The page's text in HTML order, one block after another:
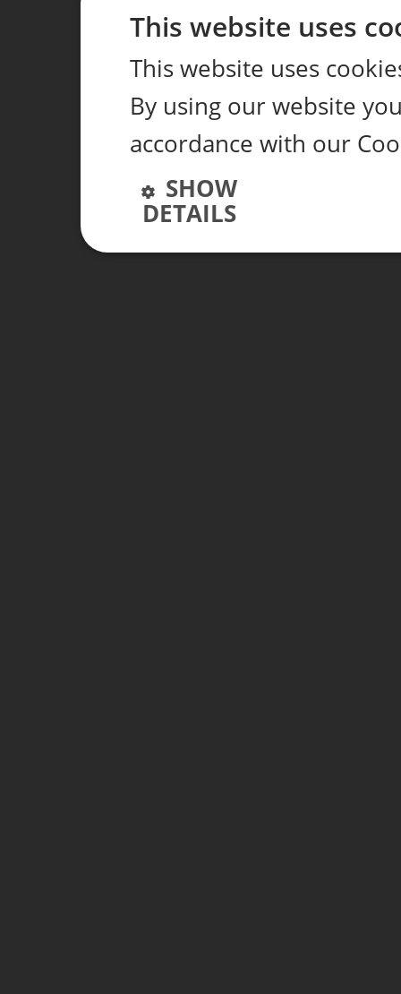
This website uses
This website uses
By using our website
accordance with our
SHOW
DETAILS